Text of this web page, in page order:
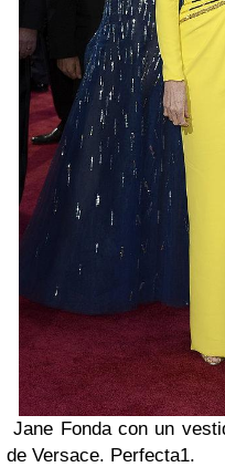
Jane Fonda con un
de Versace. Perfecta1.